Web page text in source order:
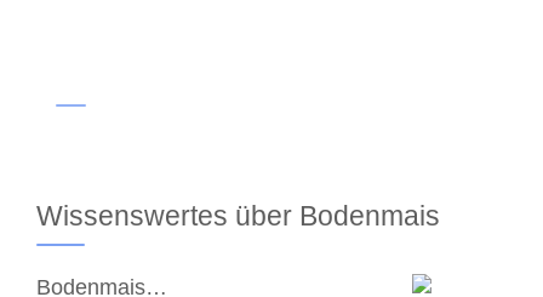
Wissenswertes über Bodenmais
Bodenmais…